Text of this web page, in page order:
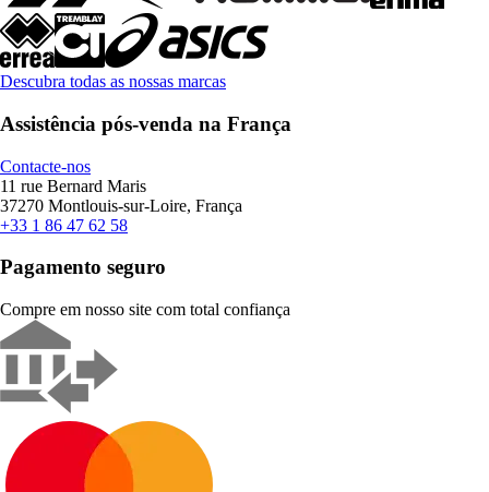
Descubra todas as nossas marcas
Assistência pós-venda na França
Contacte-nos
11 rue Bernard Maris
37270 Montlouis-sur-Loire, França
+33 1 86 47 62 58
Pagamento seguro
Compre em nosso site com total confiança